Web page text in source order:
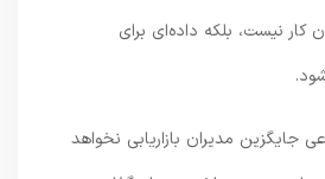
بلکه داده‌ای برای
مدیران بازاریابی نخواهد